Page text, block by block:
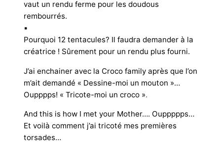
vaut un rendu ferme pour les doudous
rembourrés.
▪︎
Pourquoi 12 tentacules? Il faudra demander à la
créatrice ! Sûrement pour un rendu plus fourni.
J’ai enchainer avec la Croco family après que l’on
m’ait demandé « Dessine-moi un mouton »…
Oupppps! « Tricote-moi un croco ».
And this is how I met your Mother…. Ouppppps…
Et voilà comment j’ai tricoté mes premières
torsades…